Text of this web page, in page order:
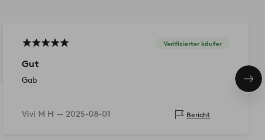
Verifizierter käufer
Gut
Gab
Vivi M H — 2025-08-01 Bericht